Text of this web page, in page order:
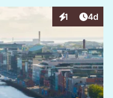
1
Interaktionen
4d